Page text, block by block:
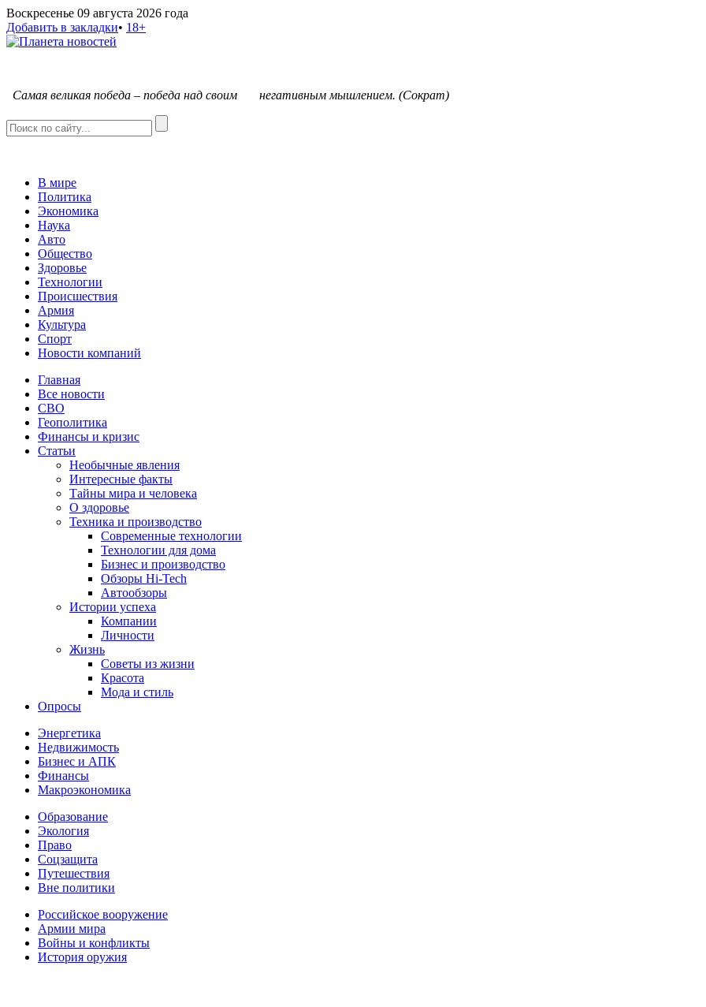
Воскресенье 09 августа 2026 года
Добавить в закладки• 18+
Самая великая победа – победа над своим негативным мышлением. (Сократ)
В мире
Политика
Экономика
Наука
Авто
Общество
Здоровье
Технологии
Происшествия
Армия
Культура
Спорт
Новости компаний
Главная
Все новости
СВО
Геополитика
Финансы и кризис
Статьи
Необычные явления
Интересные факты
Тайны мира и человека
О здоровье
Техника и производство
Современные технологии
Технологии для дома
Бизнес и производство
Обзоры Hi-Tech
Автообзоры
Истории успеха
Компании
Личности
Жизнь
Советы из жизни
Красота
Мода и стиль
Опросы
Энергетика
Недвижимость
Бизнес и АПК
Финансы
Макроэкономика
Образование
Экология
Право
Соцзащита
Путешествия
Вне политики
Российское вооружение
Армии мира
Войны и конфликты
История оружия